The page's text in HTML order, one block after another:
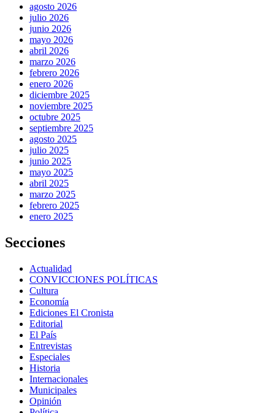
agosto 2026
julio 2026
junio 2026
mayo 2026
abril 2026
marzo 2026
febrero 2026
enero 2026
diciembre 2025
noviembre 2025
octubre 2025
septiembre 2025
agosto 2025
julio 2025
junio 2025
mayo 2025
abril 2025
marzo 2025
febrero 2025
enero 2025
Secciones
Actualidad
CONVICCIONES POLÍTICAS
Cultura
Economía
Ediciones El Cronista
Editorial
El País
Entrevistas
Especiales
Historia
Internacionales
Municipales
Opinión